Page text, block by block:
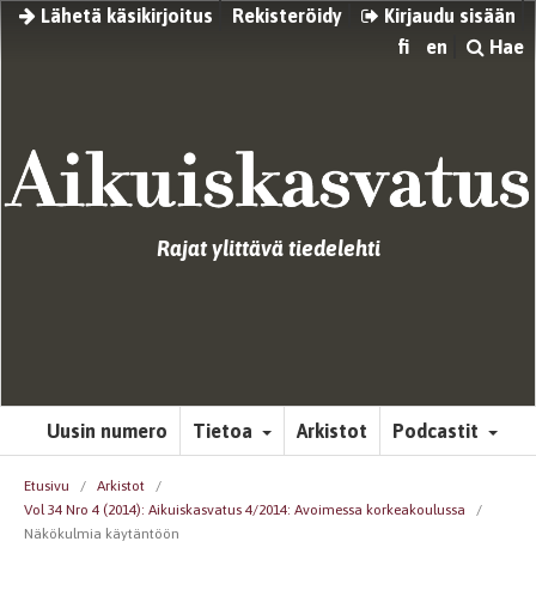
Lähetä käsikirjoitus Rekisteröidy
Kirjaudu sisään
fi
en Hae
Rajat ylittävä tiedelehti
Uusin numero Tietoa Arkistot Podcastit
Etusivu / Arkistot
/
Vol 34 Nro 4 (2014): Aikuiskasvatus 4/2014: Avoimessa korkeakoulussa
/
Näkökulmia käytäntöön